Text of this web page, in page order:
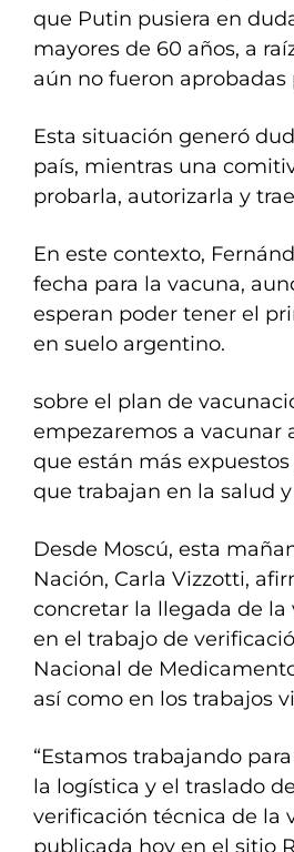
que Putin pusiera en
mayores de 60 años, a
aún no fueron
Esta situación generó
país, mientras una
probarla, autorizarla y
En este contexto,
fecha para la vacuna,
esperan poder tener el
en suelo argentino.
sobre el plan de
empezaremos a vacunar
que están más
que trabajan en la salud
Desde Moscú, esta
Nación, Carla Vizzotti,
concretar la llegada de la
en el trabajo de
Nacional de
así como en los trabajos
“Estamos trabajando
la logística y el traslado
verificación técnica de la
publicada hoy en el sitio